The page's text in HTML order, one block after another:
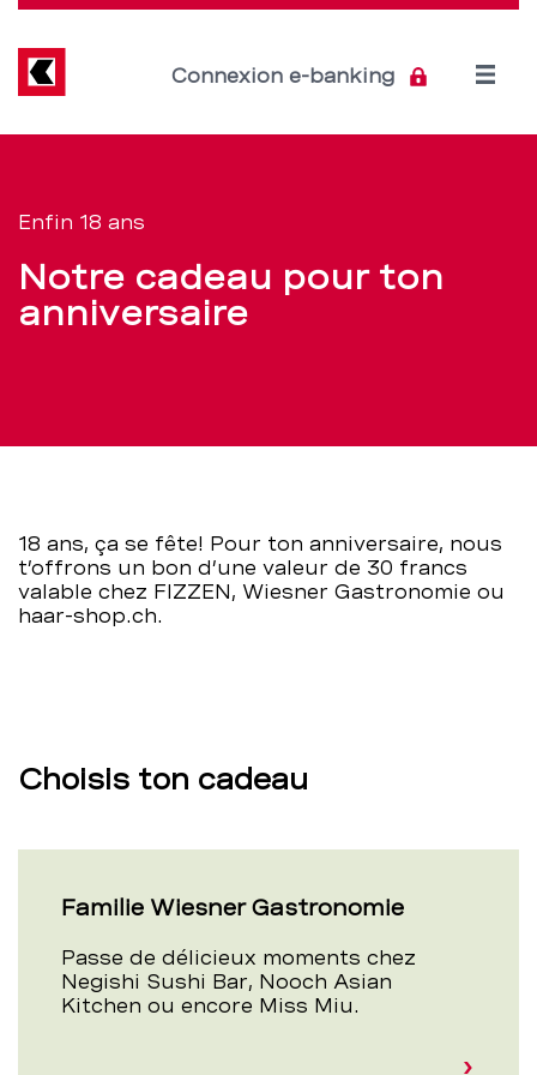
–
BCBE
Direkt
Inhalt
Connexion e-banking
Open
navigation
de
service
Enfin 18 ans
Notre cadeau pour ton
anniversaire
18 ans, ça se fête! Pour ton anniversaire, nous
t’offrons un bon d’une valeur de 30 francs
valable chez FIZZEN, Wiesner Gastronomie ou
haar-shop.ch.
Choisis ton cadeau
Familie Wiesner Gastronomie
Passe de délicieux moments chez
Negishi Sushi Bar, Nooch Asian
Kitchen ou encore Miss Miu.